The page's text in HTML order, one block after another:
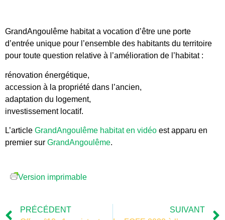
GrandAngoulême habitat a vocation d’être une porte
d’entrée unique pour l’ensemble des habitants du territoire
pour toute question relative à l’amélioration de l’habitat :
rénovation énergétique,
accession à la propriété dans l’ancien,
adaptation du logement,
investissement locatif.
L’article GrandAngoulême habitat en vidéo est apparu en
premier sur GrandAngoulême.
Version imprimable
PRÉCÉDENT
SUIVANT